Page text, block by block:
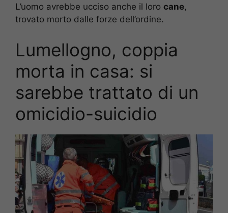
L’uomo avrebbe ucciso anche il loro cane,
trovato morto dalle forze dell’ordine.
Lumellogno, coppia
morta in casa: si
sarebbe trattato di un
omicidio-suicidio